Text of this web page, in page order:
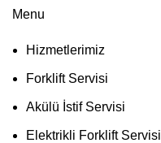
Menu
Hizmetlerimiz
Forklift Servisi
Akülü İstif Servisi
Elektrikli Forklift Servisi